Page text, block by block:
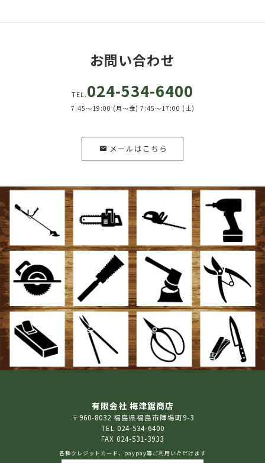
お問い合わせ
TEL. 024-534-6400
7:45～19:00 (月～金) 7:45～17:00 (土)
メールはこちら
有限会社 梅津鋸商店
〒960-8032 福島県福島市陣場町9-3
TEL 024-534-6400
FAX 024-531-3933
各種クレジットカード、paypay等ご利用いただけます